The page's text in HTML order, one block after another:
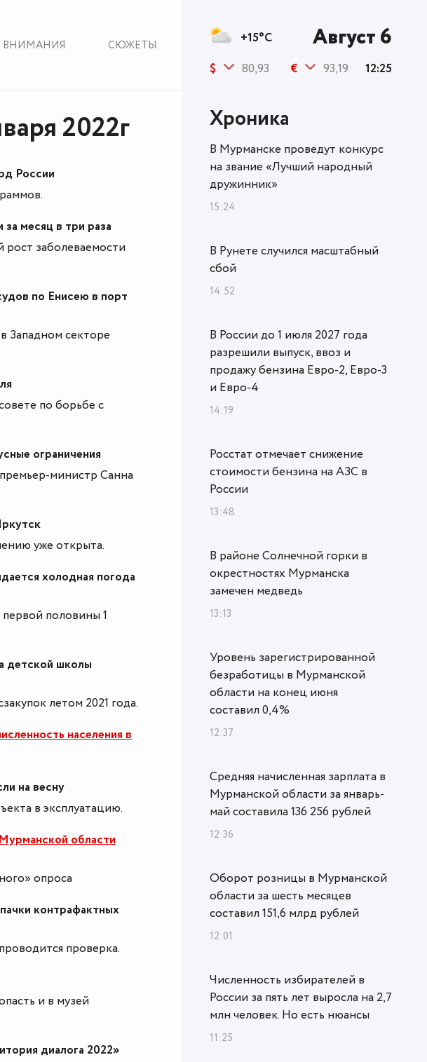
ВНИМАНИЯ СЮЖЕТЫ
2022г
России
месяц в три раза
заболеваемости
по Енисею в порт
Западном секторе
по борьбе с
ограничения
министр Санна
уже открыта.
холодная погода
половины 1
детской школы
летом 2021 года.
населения в
на весну
в эксплуатацию.
области
опроса
контрафактных
проверка.
и в музей
диалога 2022»
+15°C Август 6
$ 80,93 € 93,19 12:25
Хроника
В Мурманске проведут конкурс
на звание «Лучший народный
дружинник»
15:24
В Рунете случился масштабный
сбой
14:52
В России до 1 июля 2027 года
разрешили выпуск, ввоз и
продажу бензина Евро-2, Евро-3
и Евро-4
14:19
Росстат отмечает снижение
стоимости бензина на АЗС в
России
13:48
В районе Солнечной горки в
окрестностях Мурманска
замечен медведь
13:13
Уровень зарегистрированной
безработицы в Мурманской
области на конец июня
составил 0,4%
12:37
Средняя начисленная зарплата в
Мурманской области за январь-
май составила 136 256 рублей
12:36
Оборот розницы в Мурманской
области за шесть месяцев
составил 151,6 млрд рублей
12:01
Численность избирателей в
России за пять лет выросла на 2,7
млн человек. Но есть нюансы
11:25